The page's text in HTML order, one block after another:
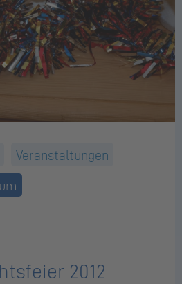
Veranstaltungen
2012